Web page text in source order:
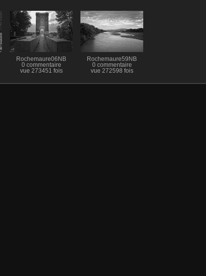
Rochemaure06NB
0 commentaire
vue 273451 fois
Rochemaure59NB
0 commentaire
vue 272598 fois